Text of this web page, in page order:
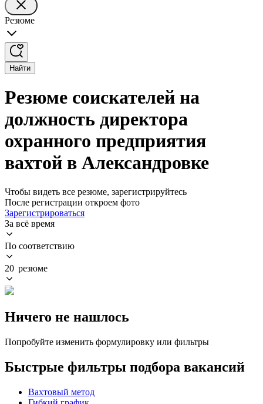
Резюме
Найти
Резюме соискателей на
должность директора
охранного предприятия
вахтой в Александровке
Чтобы видеть все резюме, зарегистрируйтесь
После регистрации откроем фото
Зарегистрироваться
За всё время
По соответствию
20 резюме
Ничего не нашлось
Попробуйте изменить формулировку или фильтры
Быстрые фильтры подбора вакансий
Вахтовый метод